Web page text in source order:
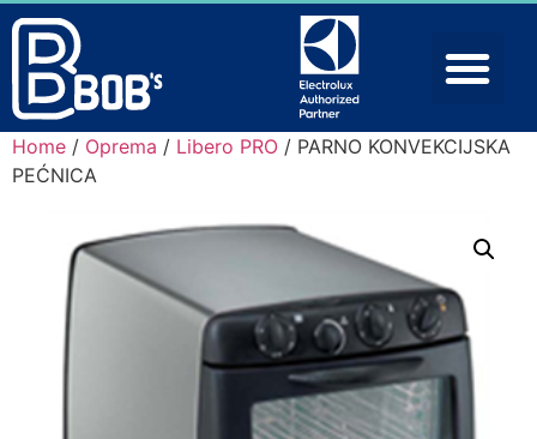
Home / Oprema / Libero PRO / PARNO KONVEKCIJSKA
PEĆNICA